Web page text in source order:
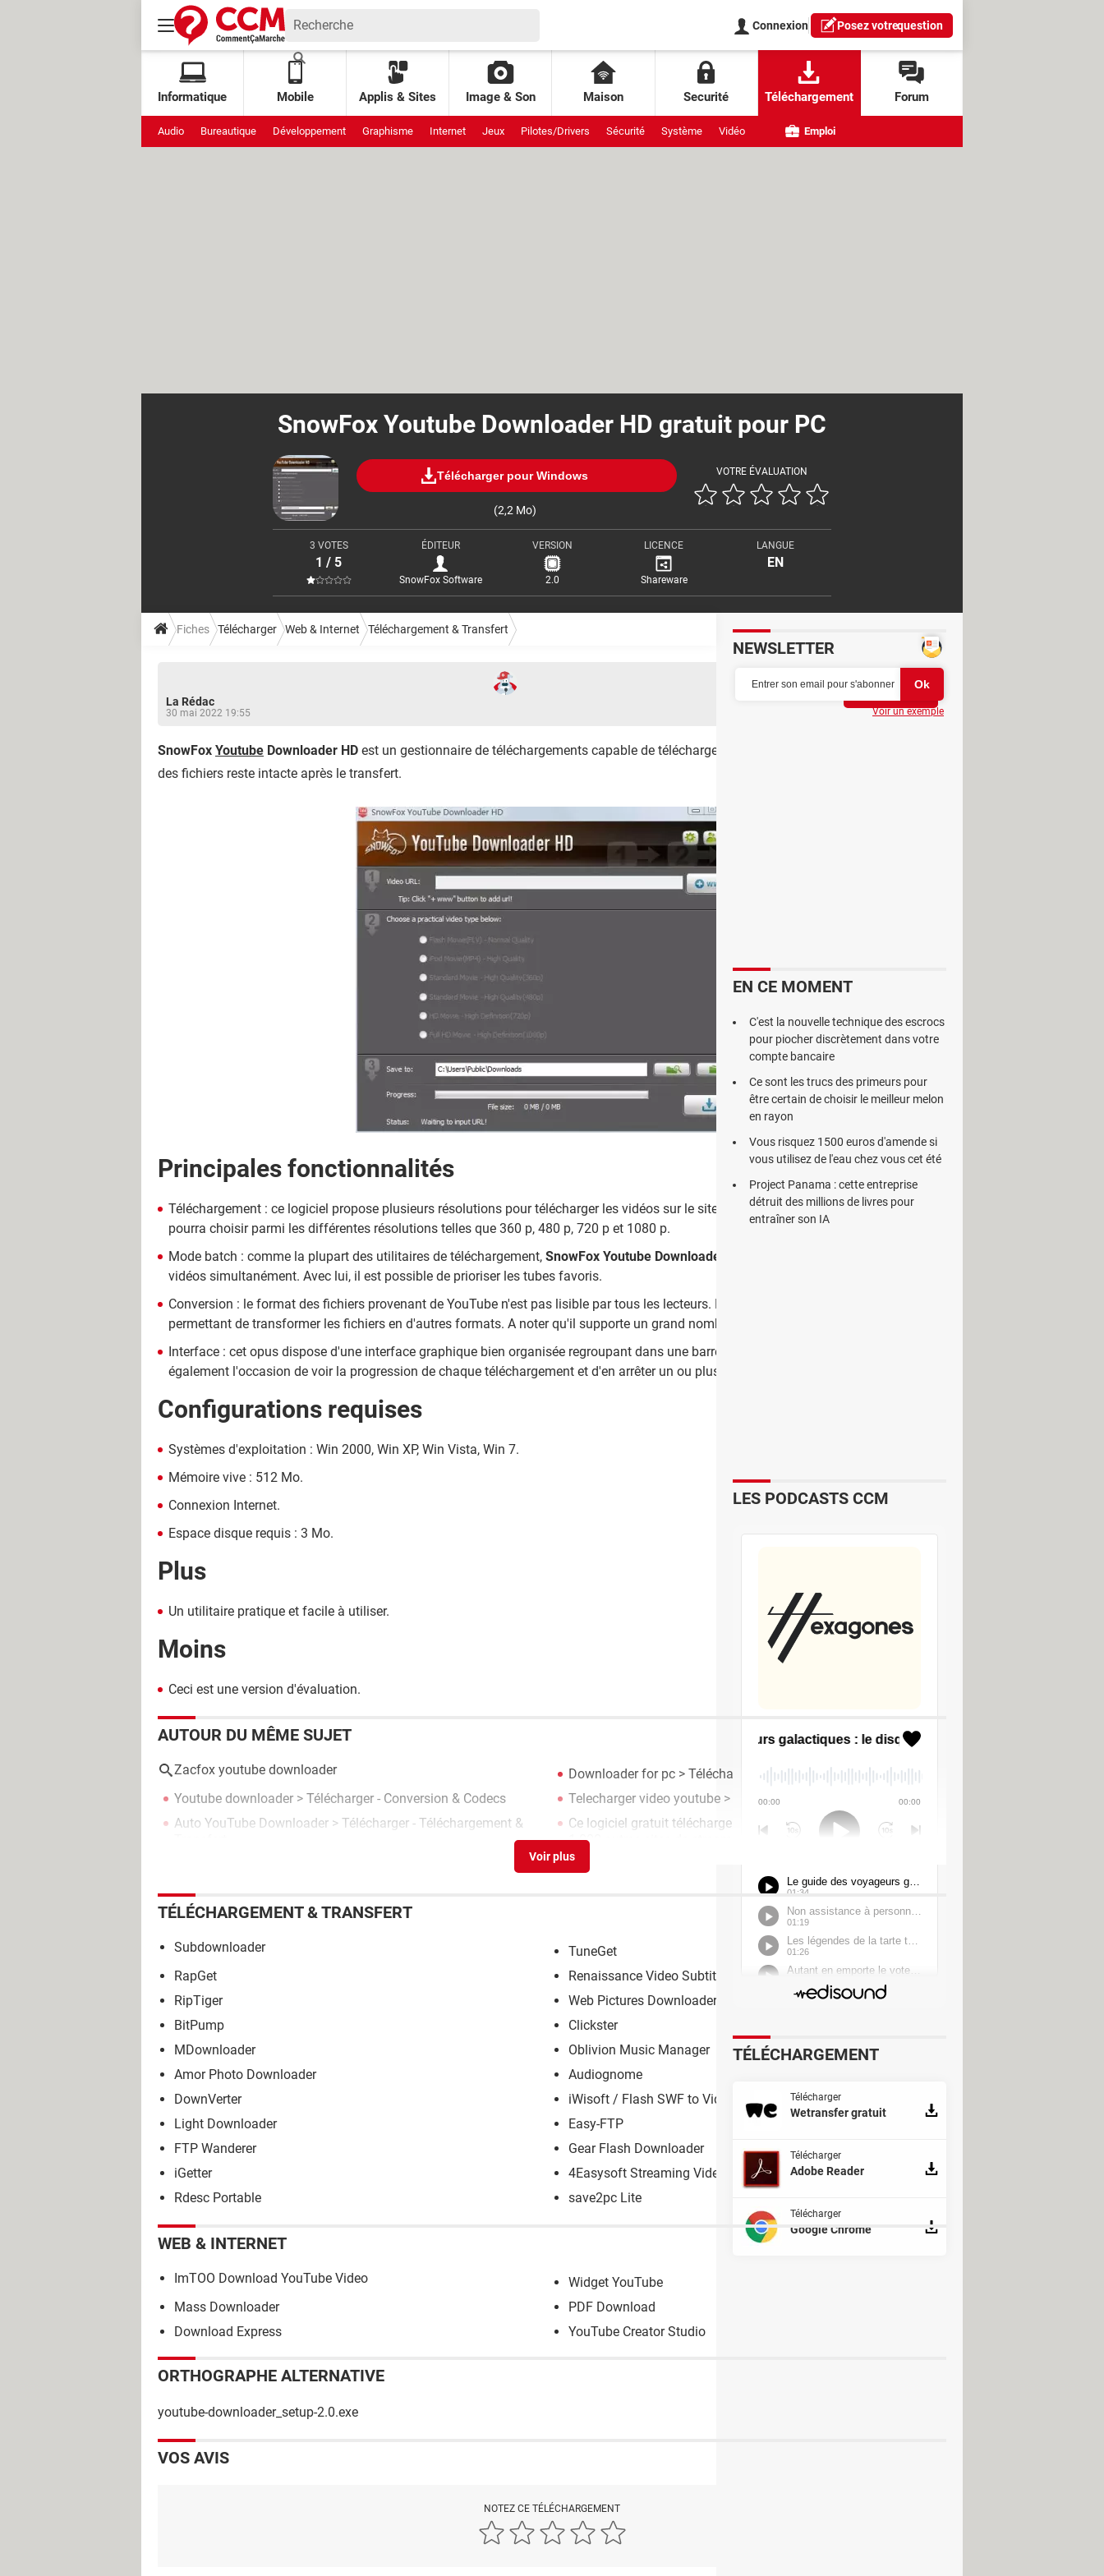
Connexion Posez votrequestion
Informatique Mobile Applis & Sites Image & Son Maison Securité Téléchargement Forum
Audio Bureautique Développement Graphisme Internet Jeux Pilotes/Drivers Sécurité Système Vidéo Emploi
SnowFox Youtube Downloader HD gratuit pour PC
Télécharger pour Windows
(2,2 Mo)
VOTRE ÉVALUATION
3 VOTES
1 / 5
ÉDITEUR
SnowFox Software
VERSION
2.0
LICENCE
Shareware
LANGUE
EN
Fiches Télécharger Web & Internet Téléchargement & Transfert
La Rédac
30 mai 2022 19:55
SnowFox Youtube Downloader HD est un gestionnaire de téléchargements capable de télécharger plusieurs vidéos à la fois. La qualité
des fichiers reste intacte après le transfert.
Principales fonctionnalités
Téléchargement : ce logiciel propose plusieurs résolutions pour télécharger les vidéos sur le site de partage YouTube. L'utilisateur
pourra choisir parmi les différentes résolutions telles que 360 p, 480 p, 720 p et 1080 p.
Mode batch : comme la plupart des utilitaires de téléchargement, SnowFox Youtube Downloader HD
vidéos simultanément. Avec lui, il est possible de prioriser les tubes favoris.
Conversion : le format des fichiers provenant de YouTube n'est pas lisible par tous les lecteurs. L'utilitaire intègre un outil de conversion
permettant de transformer les fichiers en d'autres formats. A noter qu'il supporte un grand nombre de formats vidéo.
Interface : cet opus dispose d'une interface graphique bien organisée regroupant dans une barre les outils à utiliser. L'utilisateur aura
également l'occasion de voir la progression de chaque téléchargement et d'en arrêter un ou plusieurs à tout moment.
Configurations requises
Systèmes d'exploitation : Win 2000, Win XP, Win Vista, Win 7.
Mémoire vive : 512 Mo.
Connexion Internet.
Espace disque requis : 3 Mo.
Plus
Un utilitaire pratique et facile à utiliser.
Moins
Ceci est une version d'évaluation.
AUTOUR DU MÊME SUJET
Zacfox youtube downloader Downloader for pc > Télécharger - Téléchargement & Transfert
Youtube downloader > Télécharger - Conversion & Codecs Telecharger video youtube > Guide
Auto YouTube Downloader > Télécharger - Téléchargement &
Ce logiciel gratuit télécharge les vidéos de YouTube (et de
1 000 autres sites de streaming)
TÉLÉCHARGEMENT & TRANSFERT
Subdownloader
TuneGet
RapGet
Renaissance Video Subtitle Downloader
RipTiger
Web Pictures Downloader
BitPump
Clickster
MDownloader
Oblivion Music Manager
Amor Photo Downloader
Audiognome
DownVerter
iWisoft / Flash SWF to Video Converter
Light Downloader
Easy-FTP
FTP Wanderer
Gear Flash Downloader
iGetter
4Easysoft Streaming Video Recorder
Rdesc Portable
save2pc Lite
WEB & INTERNET
ImTOO Download YouTube Video
Widget YouTube
Mass Downloader
PDF Download
Download Express
YouTube Creator Studio
ORTHOGRAPHE ALTERNATIVE
youtube-downloader_setup-2.0.exe
VOS AVIS
NOTEZ CE TÉLÉCHARGEMENT
NEWSLETTER
Voir un exemple
EN CE MOMENT
C'est la nouvelle technique des escrocs
pour piocher discrètement dans votre
compte bancaire
Ce sont les trucs des primeurs pour
être certain de choisir le meilleur melon
en rayon
Vous risquez 1500 euros d'amende si
vous utilisez de l'eau chez vous cet été
Project Panama : cette entreprise
détruit des millions de livres pour
entraîner son IA
LES PODCASTS CCM
TÉLÉCHARGEMENT
Télécharger
Wetransfer gratuit
Télécharger
Adobe Reader
Télécharger
Google Chrome